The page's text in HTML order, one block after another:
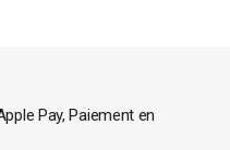
Pay, Paiement en